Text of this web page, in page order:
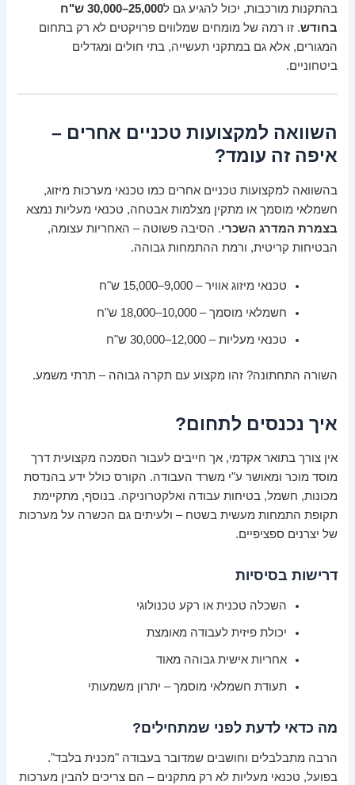
בהתקנות מורכבות, יכול להגיע גם ל
25,000–30,000 ש"ח
בחודש. זו רמה של מומחים שמלווים פרויקטים לא רק בתחום
המגורים, אלא גם במתקני תעשייה, בתי חולים ומגדלים
ביטחוניים.
השוואה למקצועות טכניים אחרים –
איפה זה עומד?
בהשוואה למקצועות טכניים אחרים כמו טכנאי מערכות מיזוג,
חשמלאי מוסמך או מתקין מצלמות אבטחה, טכנאי מעליות נמצא
בצמרת המדרג השכרי. הסיבה פשוטה – האחריות עצומה,
הבטיחות קריטית, ורמת ההתמחות גבוהה.
טכנאי מיזוג אוויר – 9,000–15,000 ש"ח
חשמלאי מוסמך – 10,000–18,000 ש"ח
טכנאי מעליות – 12,000–30,000 ש"ח
השורה התחתונה? זהו מקצוע עם תקרה גבוהה – תרתי משמע.
איך נכנסים לתחום?
אין צורך בתואר אקדמי, אך חייבים לעבור הסמכה מקצועית דרך
מוסד מוכר ומאושר ע"י משרד העבודה. הקורס כולל ידע בהנדסת
מכונות, חשמל, בטיחות עבודה ואלקטרוניקה. בנוסף, מתקיימת
תקופת התמחות מעשית בשטח – ולעיתים גם הכשרה על מערכות
של יצרנים ספציפיים.
דרישות בסיסיות
השכלה טכנית או רקע טכנולוגי
יכולת פיזית לעבודה מאומצת
אחריות אישית גבוהה מאוד
תעודת חשמלאי מוסמך – יתרון משמעותי
מה כדאי לדעת לפני שמתחילים?
הרבה מתבלבלים וחושבים שמדובר בעבודה "מכנית בלבד".
בפועל, טכנאי מעליות לא רק מתקנים – הם צריכים להבין מערכות